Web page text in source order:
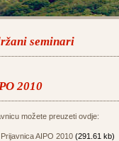
seminari
2010
možete preuzeti ovdje:
Prijavnica AIPO 2010 (291.61 kb)